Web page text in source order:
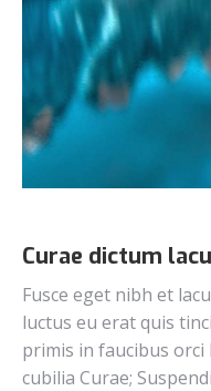
Curae dictum
Fusce eget nibh et
luctus eu erat quis
primis in faucibus
cubilia Curae;